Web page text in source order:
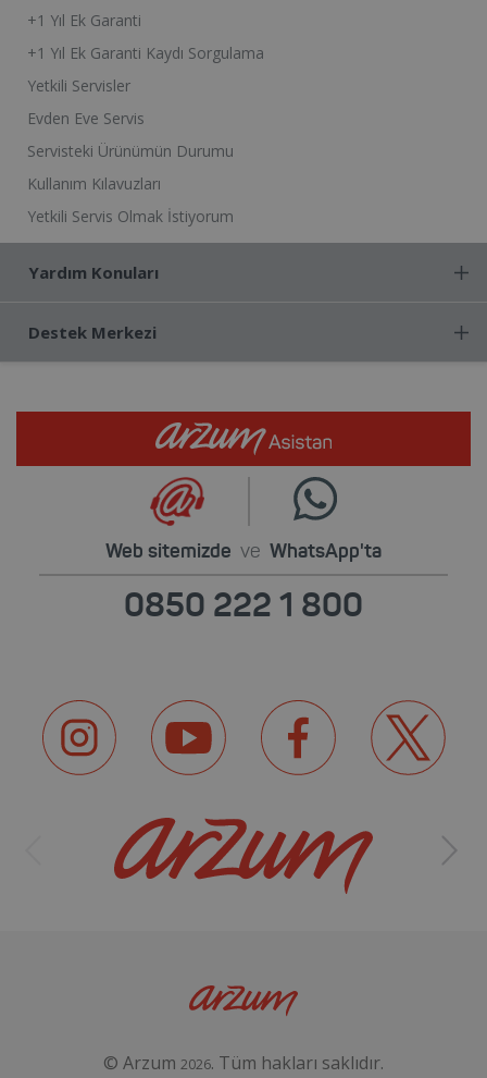
+1 Yıl Ek Garanti
+1 Yıl Ek Garanti Kaydı Sorgulama
Yetkili Servisler
Evden Eve Servis
Servisteki Ürünümün Durumu
Kullanım Kılavuzları
Yetkili Servis Olmak İstiyorum
Yardım Konuları
Destek Merkezi
Web sitemizde ve WhatsApp'ta
0850 222 1 800
© Arzum 2026. Tüm hakları saklıdır.